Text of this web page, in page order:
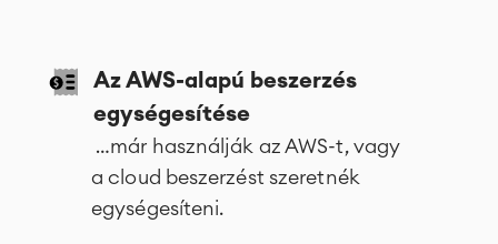
Agile & DevOps
DevOps
Agilils fejlesztés
Az AWS-alapú beszerzés
egységesítése
…már használják az AWS-t, vagy
a cloud beszerzést szeretnék
egységesíteni.